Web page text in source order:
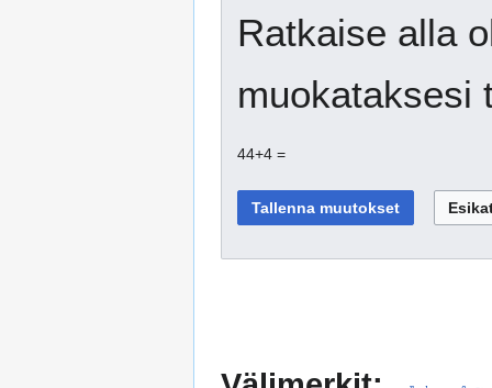
Ratkaise alla
muokataksesi
44+4 =